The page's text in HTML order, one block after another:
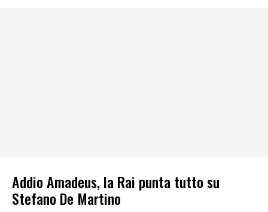
Addio Amadeus, la Rai punta tutto su
Stefano De Martino